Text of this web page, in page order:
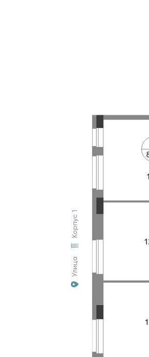
Улица
Корпус 1